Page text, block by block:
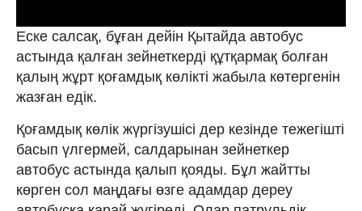
Еске салсақ, бұған дейін Қытайда автобус
астында қалған зейнеткерді құтқармақ болған
қалың жұрт қоғамдық көлікті жабыла көтергенін
жазған едік.
Қоғамдық көлік жүргізушісі дер кезінде тежегішті
басып үлгермей, салдарынан зейнеткер
автобус астында қалып қояды. Бұл жайтты
көрген сол маңдағы өзге адамдар дереу